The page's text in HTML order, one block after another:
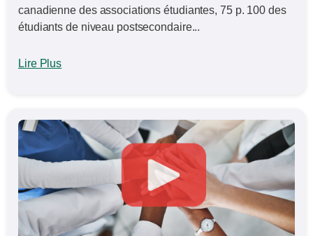
canadienne des associations étudiantes, 75 p. 100 des
étudiants de niveau postsecondaire...
Lire Plus